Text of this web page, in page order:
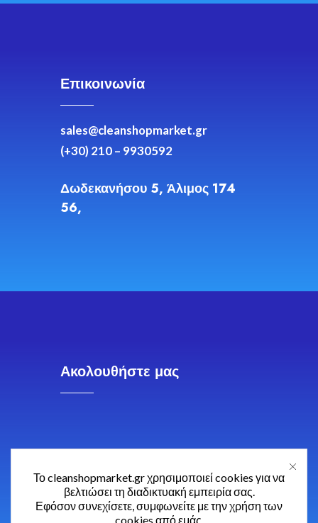
Το cleanshopmarket.gr χρησιμοποιεί cookies για να
βελτιώσει τη διαδικτυακή εμπειρία σας.
Εφόσον συνεχίσετε, συμφωνείτε με την χρήση των
cookies από εμάς.
Επικοινωνία
sales@cleanshopmarket.gr
(+30) 210 – 9930592
Δωδεκανήσου 5, Άλιμος 174
56,
Ακολουθήστε μας